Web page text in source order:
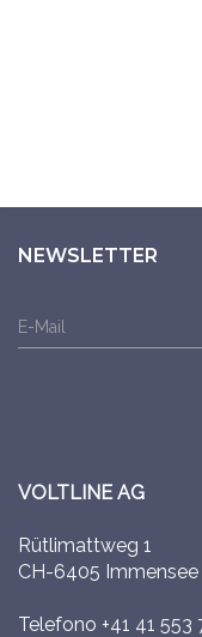
NEWSLETTER
E-Mail
VOLTLINE AG
Rütlimattweg 1
CH-6405 Immensee
Telefono +41 41 553